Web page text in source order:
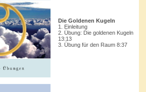
Die Goldenen Kugeln
1. Einleitung
2. Übung: Die goldenen Kugeln
13:13
3. Übung für den Raum 8:37